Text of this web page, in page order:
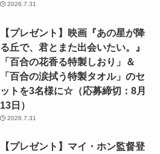
2026.7.31
【プレゼント】映画『あの星が降
る丘で、君とまた出会いたい。』
「百合の花香る特製しおり」＆
「百合の涙拭う特製タオル」のセ
ットを3名様に☆（応募締切：8月
13日）
2026.7.31
【プレゼント】マイ・ホン監督登